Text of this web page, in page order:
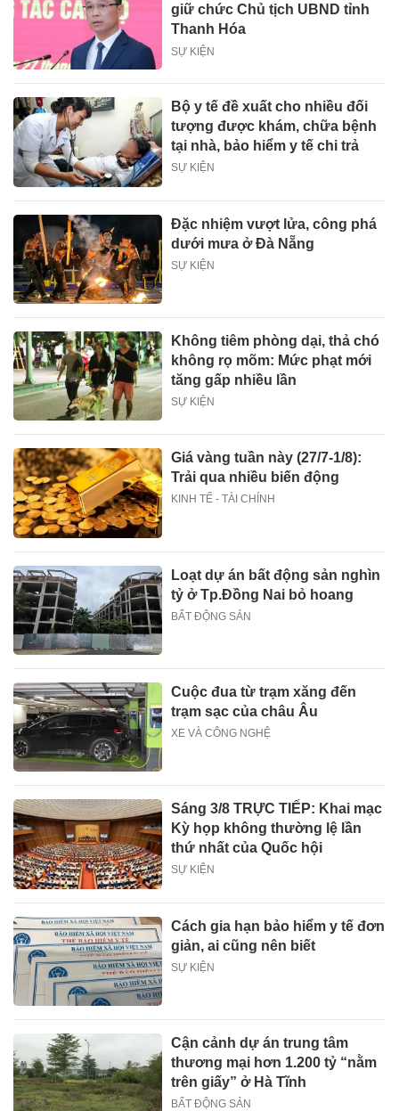
giữ chức Chủ tịch UBND tỉnh
Thanh Hóa
SỰ KIỆN
Bộ y tế đề xuất cho nhiều đối
tượng được khám, chữa bệnh
tại nhà, bảo hiểm y tế chi trả
SỰ KIỆN
Đặc nhiệm vượt lửa, công phá
dưới mưa ở Đà Nẵng
SỰ KIỆN
Không tiêm phòng dại, thả chó
không rọ mõm: Mức phạt mới
tăng gấp nhiều lần
SỰ KIỆN
Giá vàng tuần này (27/7-1/8):
Trải qua nhiều biến động
KINH TẾ - TÀI CHÍNH
Loạt dự án bất động sản nghìn
tỷ ở Tp.Đồng Nai bỏ hoang
BẤT ĐỘNG SẢN
Cuộc đua từ trạm xăng đến
trạm sạc của châu Âu
XE VÀ CÔNG NGHỆ
Sáng 3/8 TRỰC TIẾP: Khai mạc
Kỳ họp không thường lệ lần
thứ nhất của Quốc hội
SỰ KIỆN
Cách gia hạn bảo hiểm y tế đơn
giản, ai cũng nên biết
SỰ KIỆN
Cận cảnh dự án trung tâm
thương mại hơn 1.200 tỷ “nằm
trên giấy” ở Hà Tĩnh
BẤT ĐỘNG SẢN